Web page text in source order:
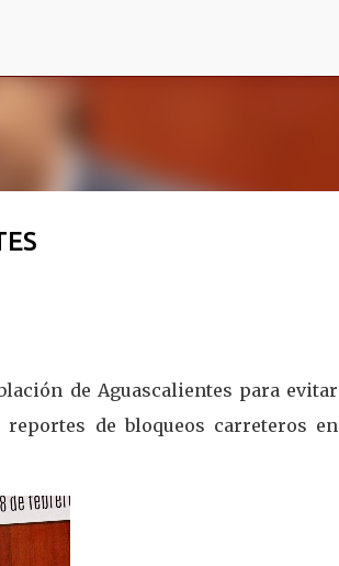
de Aguascalientes para evitar
de bloqueos carreteros en